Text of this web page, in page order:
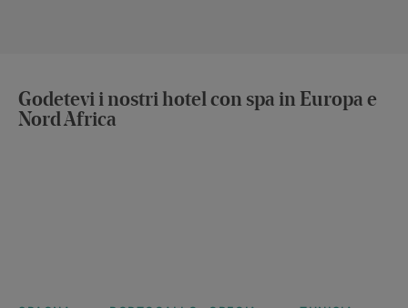
Godetevi i nostri hotel con spa in Europa e
Nord Africa